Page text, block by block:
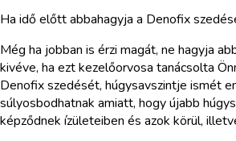
Ha idő előtt abbahagyja a Denofix
Még ha jobban is érzi magát, ne hagyja
kivéve, ha ezt kezelőorvosa tanácsolta
Denofix szedését, húgysavszintje ismét
súlyosbodhatnak amiatt, hogy újabb
képződnek ízületeiben és azok körül,